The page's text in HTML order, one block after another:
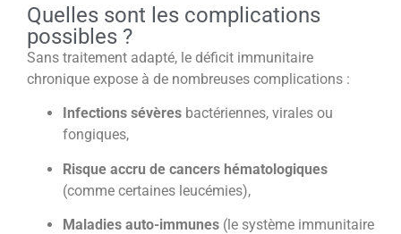
Quelles sont les complications
possibles ?
Sans traitement adapté, le déficit immunitaire
chronique expose à de nombreuses complications :
Infections sévères bactériennes, virales ou
fongiques,
Risque accru de cancers hématologiques
(comme certaines leucémies),
Maladies auto-immunes (le système immunitaire